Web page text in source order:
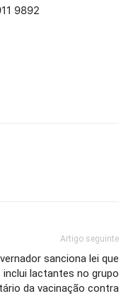
9892
Artigo seguinte
sanciona lei que
inclui lactantes no grupo
da vacinação contra